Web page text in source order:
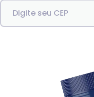
Digite seu CEP